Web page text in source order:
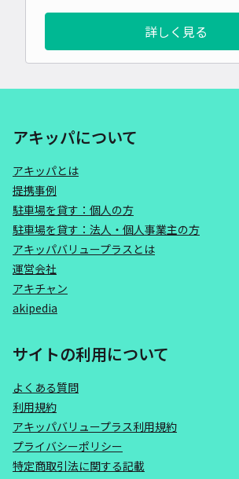
詳しく見る
アキッパについて
アキッパとは
提携事例
駐車場を貸す：個人の方
駐車場を貸す：法人・個人事業主の方
アキッパバリュープラスとは
運営会社
アキチャン
akipedia
サイトの利用について
よくある質問
利用規約
アキッパバリュープラス利用規約
プライバシーポリシー
特定商取引法に関する記載